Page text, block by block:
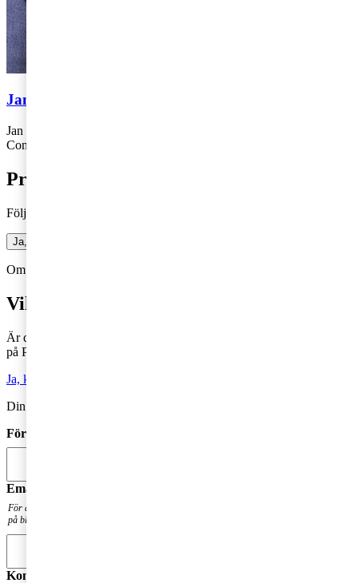
Jan Schütz
Jan Schütz is working at PwC´s office in Jönköping as a tax adviser.
Contact: +46 (0)10-212 52 30,
Prenumerera på bloggen
Följ vår blogg och få insikter som driver tillväxt
Ja, jag vill prenumerera på Företagarbloggen
Om du inte får fram något formulär via knappen ovan,
Vill du veta mer?
Är du intresserad av våra tjänster och vill komma i kontakt med oss
på PwC?
Ja, kontakta mig
Din kommentar publiceras i anslutning till blogginlägget.
Förnamn
Email
För att få en notis när din fråga har besvarats. Din mailadress kommer inte att publiceras
på bloggen.
Kommentar